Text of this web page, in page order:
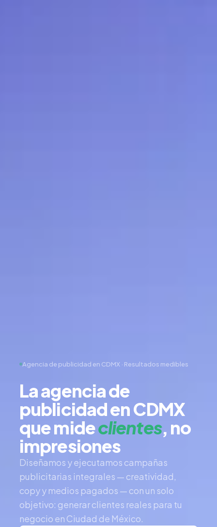
Agencia de publicidad en CDMX · Resultados medibles
La agencia de
publicidad en CDMX
que mideclientes, no
impresiones
Diseñamos y ejecutamos campañas
publicitarias integrales — creatividad,
copy y medios pagados — con un solo
objetivo: generar clientes reales para tu
negocio en Ciudad de México.